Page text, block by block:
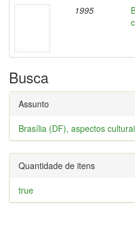
1995
Busca
Assunto
Brasília (DF), aspectos
Quantidade de itens
true